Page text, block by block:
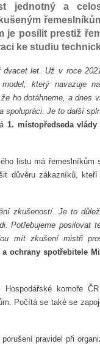
jednotný a
je posílit prestiž
ke studiu
let. Už v roce
který navazuje
ho dotáhneme, a dnes
spolupráci. Je to další
1. místopředseda
listu má
důvěru zákazníků,
zkušeností. Je to
Potřebujeme posilovat
mít zkušení mistři
ochrany spotřebitele
komoře
Počítá se také se
pravidel při